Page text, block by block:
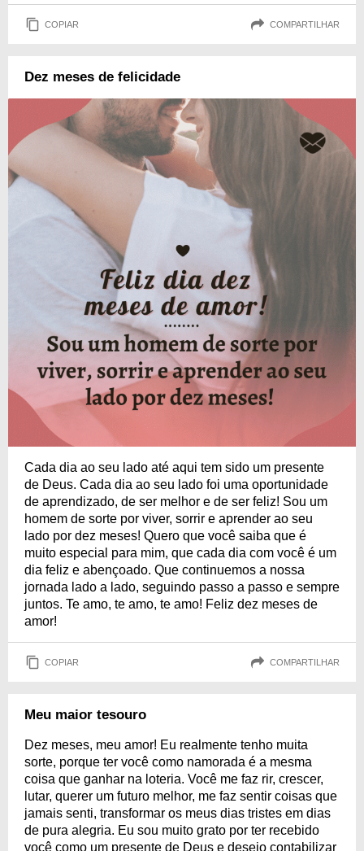
COPIAR COMPARTILHAR
Dez meses de felicidade
Cada dia ao seu lado até aqui tem sido um presente
de Deus. Cada dia ao seu lado foi uma oportunidade
de aprendizado, de ser melhor e de ser feliz! Sou um
homem de sorte por viver, sorrir e aprender ao seu
lado por dez meses! Quero que você saiba que é
muito especial para mim, que cada dia com você é um
dia feliz e abençoado. Que continuemos a nossa
jornada lado a lado, seguindo passo a passo e sempre
juntos. Te amo, te amo, te amo! Feliz dez meses de
amor!
COPIAR COMPARTILHAR
Meu maior tesouro
Dez meses, meu amor! Eu realmente tenho muita
sorte, porque ter você como namorada é a mesma
coisa que ganhar na loteria. Você me faz rir, crescer,
lutar, querer um futuro melhor, me faz sentir coisas que
jamais senti, transformar os meus dias tristes em dias
de pura alegria. Eu sou muito grato por ter recebido
você como um presente de Deus e desejo contabilizar